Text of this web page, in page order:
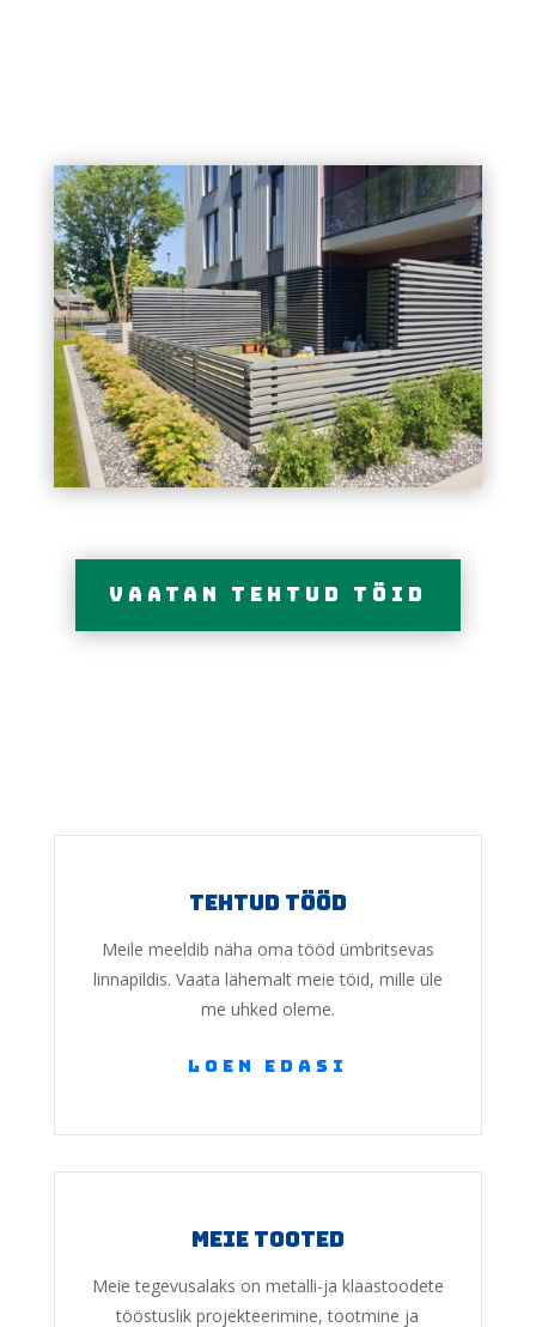
vaatan tehtud töid
tehtud tööd
Meile meeldib näha oma tööd ümbritsevas
linnapildis. Vaata lähemalt meie töid, mille üle
me uhked oleme.
loen edasi
meie tooted
Meie tegevusalaks on metalli-ja klaastoodete
tööstuslik projekteerimine, tootmine ja